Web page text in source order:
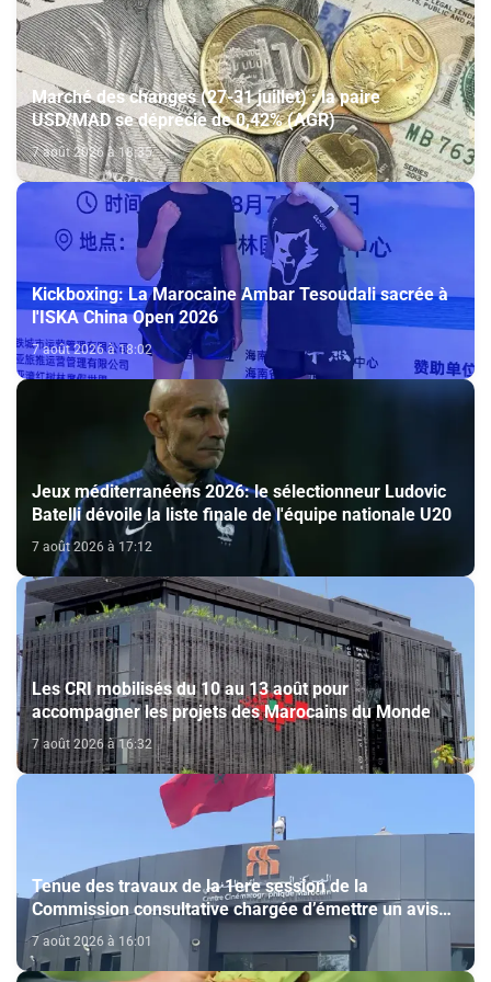
Marché des changes (27-31 juillet) : la paire
USD/MAD se déprécie de 0,42% (AGR)
7 août 2026 à 18:35
Kickboxing: La Marocaine Ambar Tesoudali sacrée à
l'ISKA China Open 2026
7 août 2026 à 18:02
Jeux méditerranéens 2026: le sélectionneur Ludovic
Batelli dévoile la liste finale de l'équipe nationale U20
7 août 2026 à 17:12
Les CRI mobilisés du 10 au 13 août pour
accompagner les projets des Marocains du Monde
7 août 2026 à 16:32
Tenue des travaux de la 1ere session de la
Commission consultative chargée d’émettre un avis
sur la délivrance de la carte du professionnel du
cinéma (CCM)
7 août 2026 à 16:01